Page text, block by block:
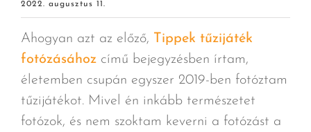
2022. augusztus 11.
Ahogyan azt az előző, Tippek tűzijáték
fotózásáhozcímű bejegyzésben írtam,
életemben csupán egyszer 2019-ben fotóztam
tűzijátékot. Mivel én inkább természetet
fotózok, és nem szoktam keverni a fotózást a